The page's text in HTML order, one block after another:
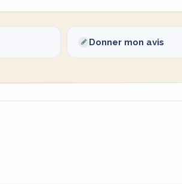
Donner mon avis